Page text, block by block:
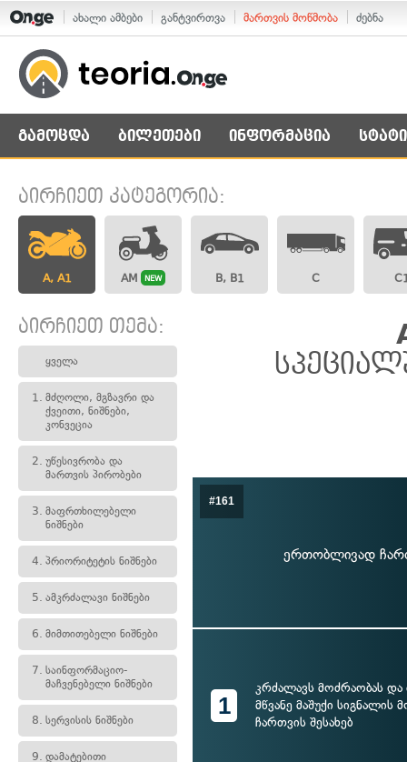
ახალი ამბები განტვირთვა მართვის მოწმობა ძებნა
გამოცდა ბილეთები ინფორმაცია
აირჩიეთ კატეგორია:
A, A1 AM NEW B, B1 C
აირჩიეთ თემა:
ყველა
1. მძღოლი, მგზავრი და
ქვეითი, ნიშნები,
კონვეცია
2. უწესივრობა და
მართვის პირობები
3. მაფრთხილებელი
ნიშნები
4. პრიორიტეტის ნიშნები
5. ამკრძალავი ნიშნები
6. მიმთითებელი ნიშნები
7. საინფორმაციო-
მაჩვენებელი ნიშნები
8. სერვისის ნიშნები
9. დამატებითი
#161
ერთობლივად
1
კრძალავს მოძრაობას და
მწვანე მაშუქი
ჩართვის შესახებ